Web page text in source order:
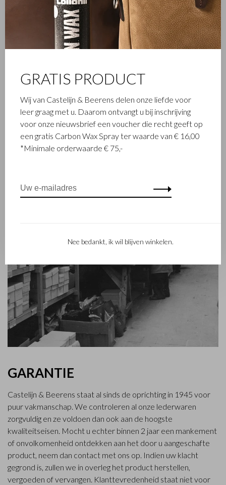
lederwaren ontwerpt en vervaardigt. Het bedrijf werd
opgericht toen stikmeester Walter Castelijn en leerstanser
Marinus Beerens besloten samen leerproducten te maken.
Inmiddels staat de 3e generatie – Babette en Martijn
internationale bekendheid. De familietraditie van kwaliteit en
vakmanschap staat nog altijd hoog in het vaandel. Iets wat ook
is terug te zien in de collectie van het eigentijdse RENEE-label
dat in 2012 werd gelanceerd.
GARANTIE
Castelijn & Beerens staat al sinds de oprichting in 1945 voor
puur vakmanschap. We controleren al onze lederwaren
zorgvuldig en ze voldoen dan ook aan de hoogste
kwaliteitseisen. Mocht u echter binnen 2 jaar een mankement
of onvolkomenheid ontdekken aan het door u aangeschafte
product, neem dan contact met ons op. Indien uw klacht
gegrond is, zullen we in overleg het product herstellen,
vergoeden of vervangen. Klanttevredenheid staat niet voor
GRATIS PRODUCT
Wij van Castelijn & Beerens delen onze liefde voor
leer graag met u. Daarom ontvangt u bij inschrijving
voor onze nieuwsbrief een voucher die recht geeft op
een gratis Carbon Wax Spray ter waarde van € 16,00
*Minimale orderwaarde € 75,-
Nee bedankt, ik wil blijven winkelen.